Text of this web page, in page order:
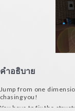
คำอธิบาย
Jump from one
chasing you!
You have to fix the